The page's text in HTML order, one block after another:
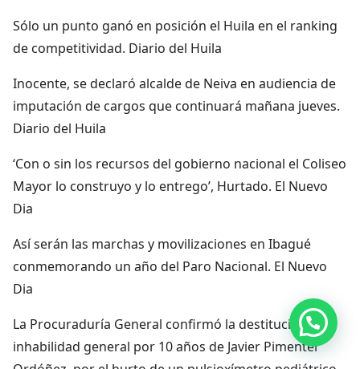
Sólo un punto ganó en posición el Huila en el ranking
de competitividad. Diario del Huila
Inocente, se declaró alcalde de Neiva en audiencia de
imputación de cargos que continuará mañana jueves.
Diario del Huila
‘Con o sin los recursos del gobierno nacional el Coliseo
Mayor lo construyo y lo entrego’, Hurtado. El Nuevo
Dia
Así serán las marchas y movilizaciones en Ibagué
conmemorando un año del Paro Nacional. El Nuevo
Dia
La Procuraduría General confirmó la destitución e
inhabilidad general por 10 años de Javier Pimentel
Hola, por aquí puedes contactarnos